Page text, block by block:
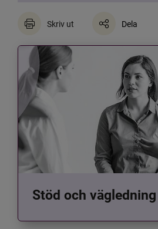
Skriv ut Dela
Stöd och vägledning